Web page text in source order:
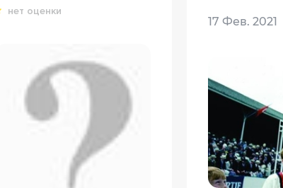
нет оценки
17 Фев. 2021